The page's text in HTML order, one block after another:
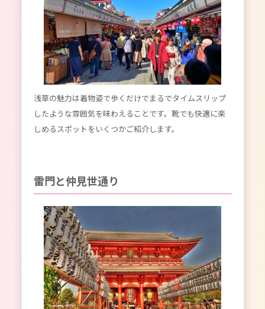
浅草の魅力は着物姿で歩くだけでまるでタイムスリップ
したような雰囲気を味わえることです。靴でも快適に楽
しめるスポットをいくつかご紹介します。
雷門と仲見世通り